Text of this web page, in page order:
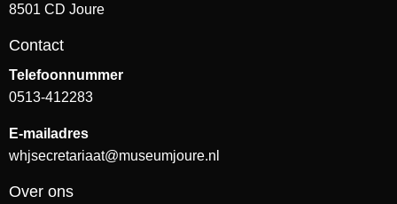
8501 CD Joure
Contact
Telefoonnummer
0513-412283
E-mailadres
whjsecretariaat@museumjoure.nl
Over ons